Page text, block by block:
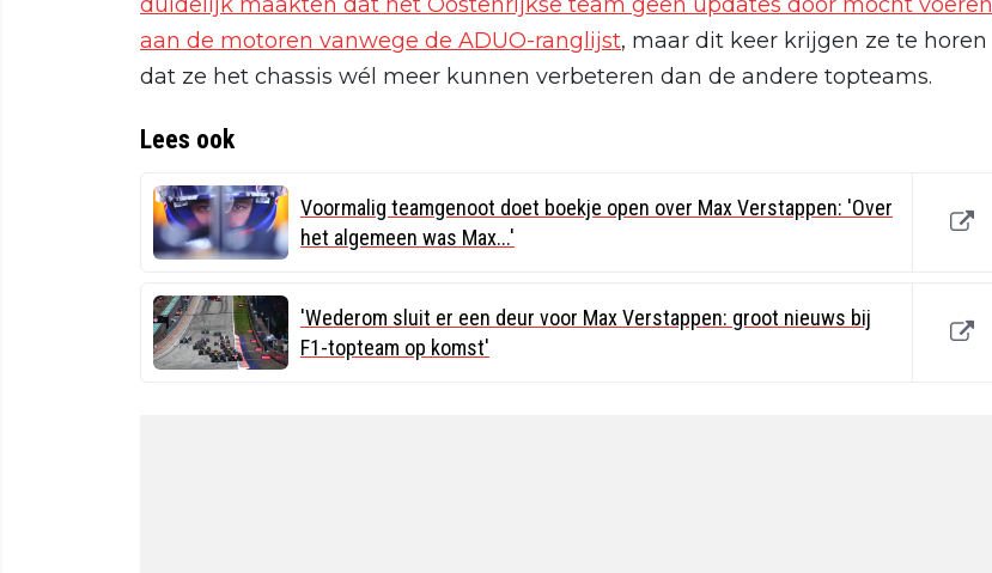
aan de motoren vanwege de ADUO-ranglijst, maar dit keer krijgen ze te horen
dat ze het chassis wél meer kunnen verbeteren dan de andere topteams.
Lees ook
Voormalig teamgenoot doet boekje open over Max Verstappen: 'Over
het algemeen was Max...'
'Wederom sluit er een deur voor Max Verstappen: groot nieuws bij
F1-topteam op komst'